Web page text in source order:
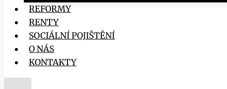
REFORMY
RENTY
SOCIÁLNÍ POJIŠTĚNÍ
O NÁS
KONTAKTY